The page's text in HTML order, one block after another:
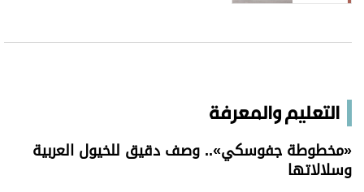
التعليم والمعرفة
«مخطوطة جفوسكي».. وصف دقيق للخيول العربية
وسلالاتها